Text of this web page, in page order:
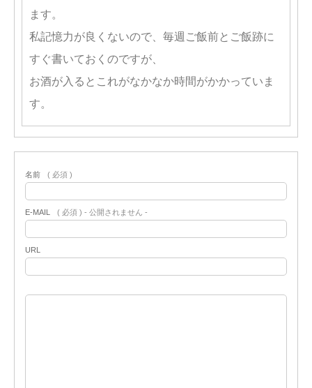
ます。
私記憶力が良くないので、毎週ご飯前とご飯跡に
すぐ書いておくのですが、
お酒が入るとこれがなかなか時間がかかっていま
す。
名前 ( 必須 )
E-MAIL ( 必須 ) - 公開されません -
URL